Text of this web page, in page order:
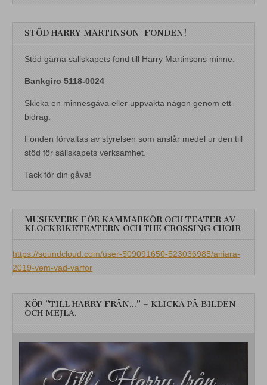
STÖD HARRY MARTINSON-FONDEN!
Stöd gärna sällskapets fond till Harry Martinsons minne.
Bankgiro 5118-0024
Skicka en minnesgåva eller uppvakta någon genom ett
bidrag.
Fonden förvaltas av styrelsen som anslår medel ur den till
stöd för sällskapets verksamhet.
Tack för din gåva!
MUSIKVERK FÖR KAMMARKÖR OCH TEATER AV
KLOCKRIKETEATERN OCH THE CROSSING CHOIR
https://soundcloud.com/user-509091650-523036985/aniara-
2019-vem-vad-varfor
KÖP ”TILL HARRY FRÅN…” – KLICKA PÅ BILDEN
OCH MEJLA.